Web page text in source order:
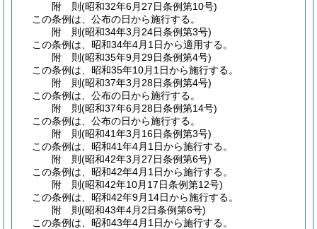
附 則(昭和32年6月27日条例第10号)
この条例は、公布の日から施行する。
附 則(昭和34年3月24日条例第3号)
この条例は、昭和34年4月1日から適用する。
附 則(昭和35年9月29日条例第4号)
この条例は、昭和35年10月1日から施行する。
附 則(昭和37年3月28日条例第4号)
この条例は、公布の日から施行する。
附 則(昭和37年6月28日条例第14号)
この条例は、公布の日から施行する。
附 則(昭和41年3月16日条例第3号)
この条例は、昭和41年4月1日から施行する。
附 則(昭和42年3月27日条例第6号)
この条例は、昭和42年4月1日から施行する。
附 則(昭和42年10月17日条例第12号)
この条例は、昭和42年9月14日から施行する。
附 則(昭和43年4月2日条例第6号)
この条例は、昭和43年4月1日から施行する。